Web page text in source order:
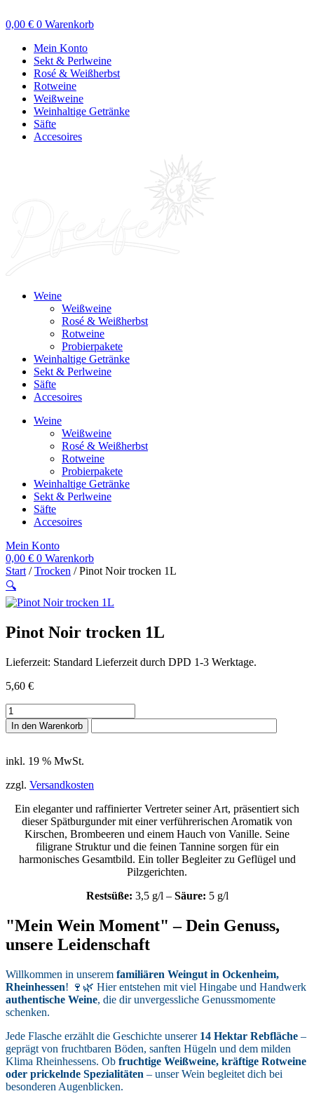
Inhalt
0,00 € 0 Warenkorb
Mein Konto
Sekt & Perlweine
Rosé & Weißherbst
Rotweine
Weißweine
Weinhaltige Getränke
Säfte
Accesoires
Weine
Weißweine
Rosé & Weißherbst
Rotweine
Probierpakete
Weinhaltige Getränke
Sekt & Perlweine
Säfte
Accesoires
Weine
Weißweine
Rosé & Weißherbst
Rotweine
Probierpakete
Weinhaltige Getränke
Sekt & Perlweine
Säfte
Accesoires
Mein Konto
0,00 € 0 Warenkorb
Start /Trocken / Pinot Noir trocken 1L
🔍
Pinot Noir trocken 1L
Lieferzeit: Stan­dard Lieferzeit durch DPD 1-3 Werktage.
5,60 €
Pinot
Noir
trocken
Menge
In den Warenkorb
inkl. 19 % MwSt.
zzgl. Versandkosten
Ein eleganter und raffinierter Vertreter seiner Art, präsentiert sich
dieser Spätburgunder mit einer verführerischen Aromatik von
Kirschen, Brombeeren und einem Hauch von Vanille. Seine
filigrane Struktur und die feinen Tannine sorgen für ein
harmonisches Gesamtbild. Ein toller Begleiter zu Geflügel und
Pilzgerichten.
Restsüße: 3,5 g/l – Säure: 5 g/l
"Mein Wein Moment" – Dein Genuss,
unsere Leidenschaft
Willkommen in unserem familiären Weingut in Ockenheim,
Rheinhessen! 🍷🌿 Hier entstehen mit viel Hingabe und Handwerk
authentische Weine, die dir unvergessliche Genussmomente
schenken.
Jede Flasche erzählt die Geschichte unserer 14 Hektar Rebfläche –
geprägt von fruchtbaren Böden, sanften Hügeln und dem milden
Klima Rheinhessens. Ob fruchtige Weißweine, kräftige Rotweine
oder prickelnde Spezialitäten – unser Wein begleitet dich bei
besonderen Augenblicken.